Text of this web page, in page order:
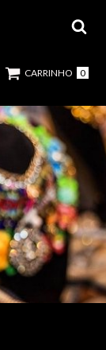
CARRINHO 0